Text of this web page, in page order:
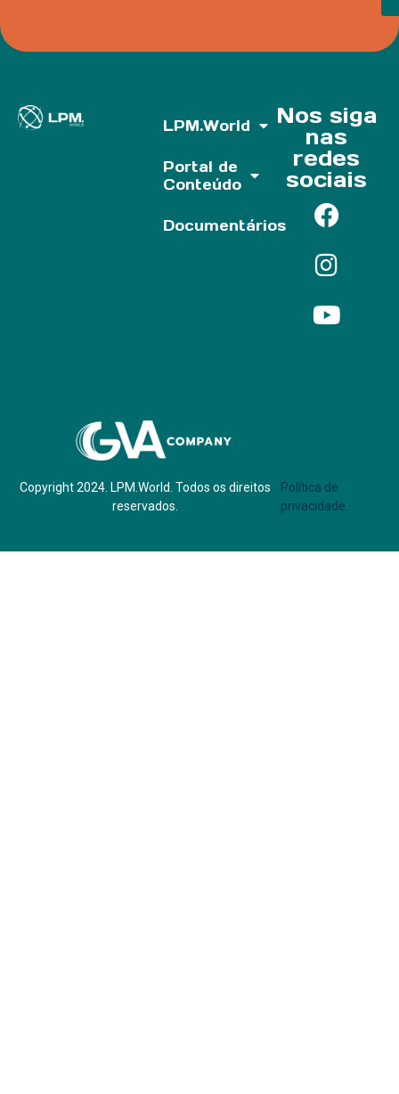
LPM.World
Portal de
Conteúdo
Documentários
Nos siga
nas
redes
sociais
Copyright 2024. LPM.World. Todos os direitos
reservados.
Política de
privacidade.